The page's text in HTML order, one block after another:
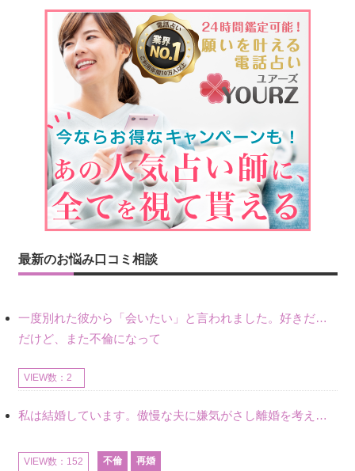
最新のお悩み口コミ相談
一度別れた彼から「会いたい」と言われました。好きだけど不倫だから別れたので、私もまだ好きだし会いたい気持ちはあります。
だけど、また不倫になって
VIEW数：2
私は結婚しています。傲慢な夫に嫌気がさし離婚を考えていたときに、彼と出会いました。彼には恋人がいましたが、話をするうちに、夫とのことを相談するようにな
VIEW数：152 不倫 再婚